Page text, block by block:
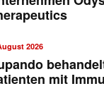
2026
mit